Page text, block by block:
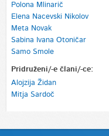
Polona Mlinarič
Elena Nacevski Nikolov
Meta Novak
Sabina Ivana Otoničar
Samo Smole
Pridruženi/-e člani/-ce:
Alojzija Židan
Mitja Sardoč